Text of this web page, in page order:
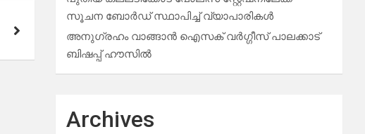
സൂചന ബോർഡ് സ്ഥാപിച്ച് വ്യാപാരികൾ
അനുഗ്രഹം വാങ്ങാൻ ഐസക് വര്‍ഗ്ഗീസ് പാലക്കാട്
ബിഷപ്പ് ഹൗസില്‍
Archives